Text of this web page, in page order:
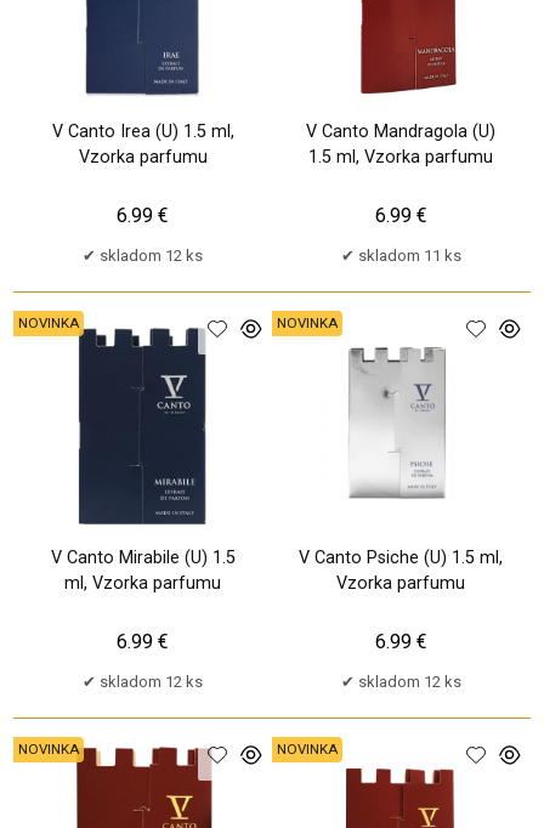
V Canto Irea (U) 1.5 ml,
Vzorka parfumu
skladom 12 ks
6.99 €
V Canto Mandragola (U)
1.5 ml, Vzorka parfumu
skladom 11 ks
6.99 €
V Canto Mirabile (U) 1.5
ml, Vzorka parfumu
NOVINKA
skladom 12 ks
6.99 €
V Canto Psiche (U) 1.5 ml,
Vzorka parfumu
NOVINKA
skladom 12 ks
6.99 €
NOVINKA NOVINKA